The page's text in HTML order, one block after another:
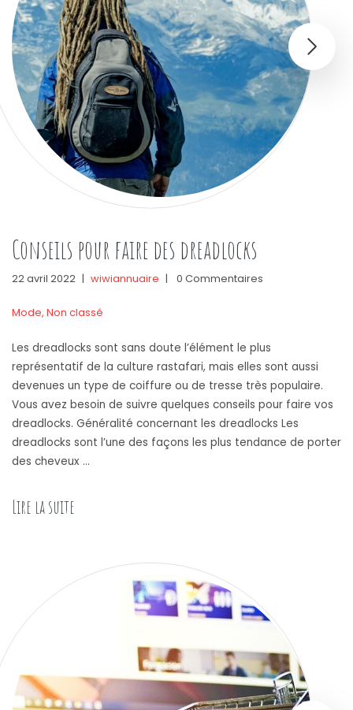
Conseils pour faire des dreadlocks
22 avril 2022 | wiwiannuaire | 0 Commentaires
Mode, Non classé
Les dreadlocks sont sans doute l’élément le plus
représentatif de la culture rastafari, mais elles sont aussi
devenues un type de coiffure ou de tresse très populaire.
Vous avez besoin de suivre quelques conseils pour faire vos
dreadlocks. Généralité concernant les dreadlocks Les
dreadlocks sont l’une des façons les plus tendance de porter
des cheveux …
Lire la suite